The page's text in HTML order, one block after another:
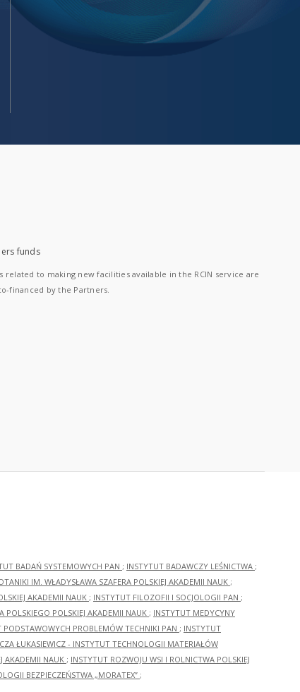
funds
related to making new facilities available in the RCIN service are
financed by the Partners.
BADAŃ SYSTEMOWYCH PAN ; INSTYTUT BADAWCZY LEŚNICTWA ;
IM. WŁADYSŁAWA SZAFERA POLSKIEJ AKADEMII NAUK ;
AKADEMII NAUK ; INSTYTUT FILOZOFII I SOCJOLOGII PAN ;
POLSKIEGO POLSKIEJ AKADEMII NAUK ; INSTYTUT MEDYCYNY
PODSTAWOWYCH PROBLEMÓW TECHNIKI PAN ; INSTYTUT
ŁUKASIEWICZ - INSTYTUT TECHNOLOGII MATERIAŁÓW
AKADEMII NAUK ; INSTYTUT ROZWOJU WSI I ROLNICTWA POLSKIEJ
BEZPIECZEŃSTWA „MORATEX” ;